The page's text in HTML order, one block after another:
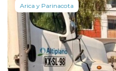
Arica y Parinacota